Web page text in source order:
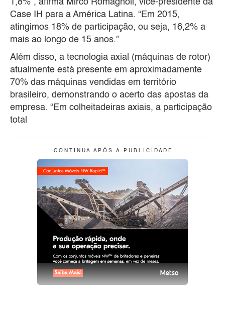
1,8%”, afirma Mirco Romagnoli, vice-presidente da
Case IH para a América Latina. “Em 2015,
atingimos 18% de participação, ou seja, 16,2% a
mais ao longo de 15 anos.”
Além disso, a tecnologia axial (máquinas de rotor)
atualmente está presente em aproximadamente
70% das máquinas vendidas em território
brasileiro, demonstrando o acerto das apostas da
empresa. “Em colheitadeiras axiais, a participação
total
C O N T I N U A A P Ó S A P U B L I C I D A D E